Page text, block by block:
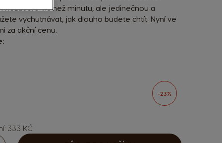
nezabere víc než minutu, ale jedinečnou a
vychutnávat, jak dlouho budete chtít. Nyní ve
za akční cenu.
options
-23%
333 KČ